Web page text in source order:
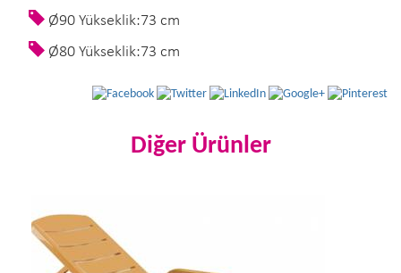
Ø90 Yükseklik:73 cm
Ø80 Yükseklik:73 cm
Diğer Ürünler